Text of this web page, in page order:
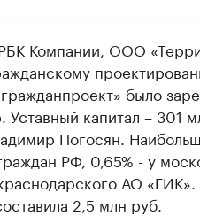
Компании, ООО
было
Уставный капитал – 301
Погосян.
РФ, 0,65% - у
АО
2,5 млн руб.